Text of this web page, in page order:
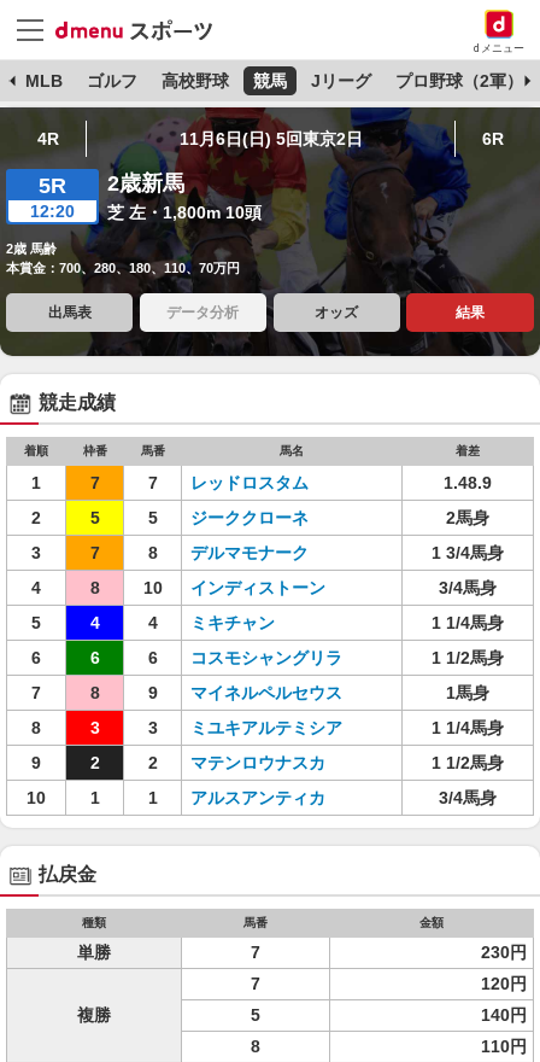
dメニュー
MLB ゴルフ 高校野球 競馬 Jリーグ プロ野球（2軍）
4R 11月6日(日) 5回東京2日 6R
5R
12:20
2歳新馬
芝 左・1,800m 10頭
2歳 馬齢
本賞金：700、280、180、110、70万円
出馬表 データ分析 オッズ 結果
競走成績
着順 枠番 馬番 馬名 着差
1 7 7 レッドロスタム
1.48.9
2
5 5 ジーククローネ
2馬身
3
7 8 デルマモナーク
1 3/4馬身
4
8 10 インディストーン
3/4馬身
5
4 4 ミキチャン
1 1/4馬身
6
6 6 コスモシャングリラ
1 1/2馬身
7
8 9 マイネルペルセウス
1馬身
8
3 3 ミユキアルテミシア
1 1/4馬身
9
2 2 マテンロウナスカ
1 1/2馬身
10
1 1 アルスアンティカ 3/4馬身
払戻金
種類 馬番 金額
単勝 7 230円
複勝
7
120円
5
140円
8
110円